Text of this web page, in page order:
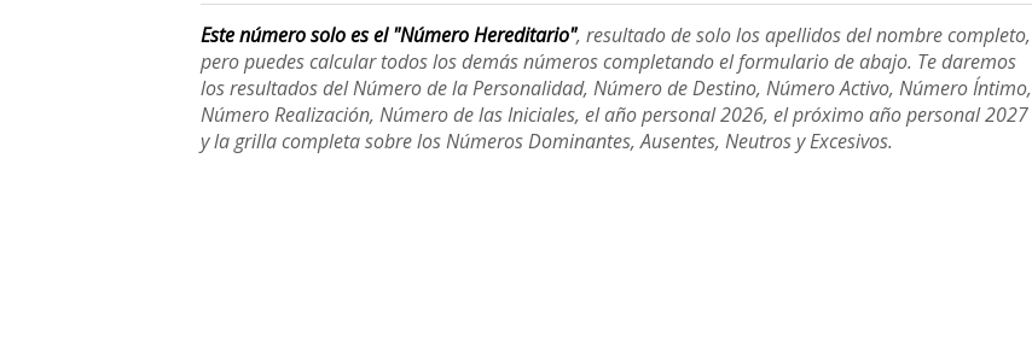
Este número solo es el "Número Hereditario", resultado de solo los apellidos del nombre completo,
pero puedes calcular todos los demás números completando el formulario de abajo. Te daremos
los resultados del Número de la Personalidad, Número de Destino, Número Activo, Número Íntimo,
Número Realización, Número de las Iniciales, el año personal 2026, el próximo año personal 2027
y la grilla completa sobre los Números Dominantes, Ausentes, Neutros y Excesivos.